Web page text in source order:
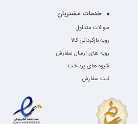
خدمات مشتریان
سوالات متداول
رویه بازگردانی کالا
رویه های ارسال سفارش
شیوه های پرداخت
ثبت سفارش